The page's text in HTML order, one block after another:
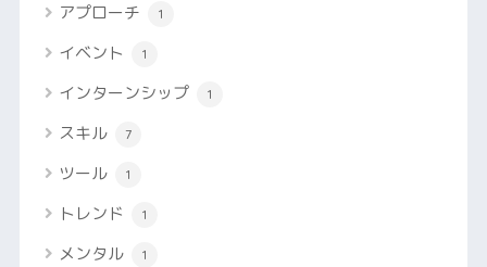
アプローチ 1
イベント 1
インターンシップ 1
スキル 7
ツール 1
トレンド 1
メンタル 1